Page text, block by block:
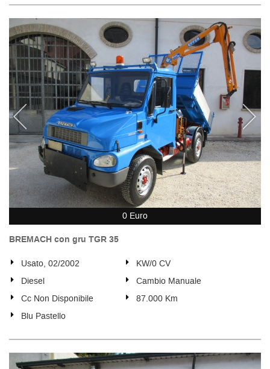
0 Euro
BREMACH con gru TGR 35
Usato, 02/2002
KW/0 CV
Diesel
Cambio Manuale
Cc Non Disponibile
87.000 Km
Blu Pastello